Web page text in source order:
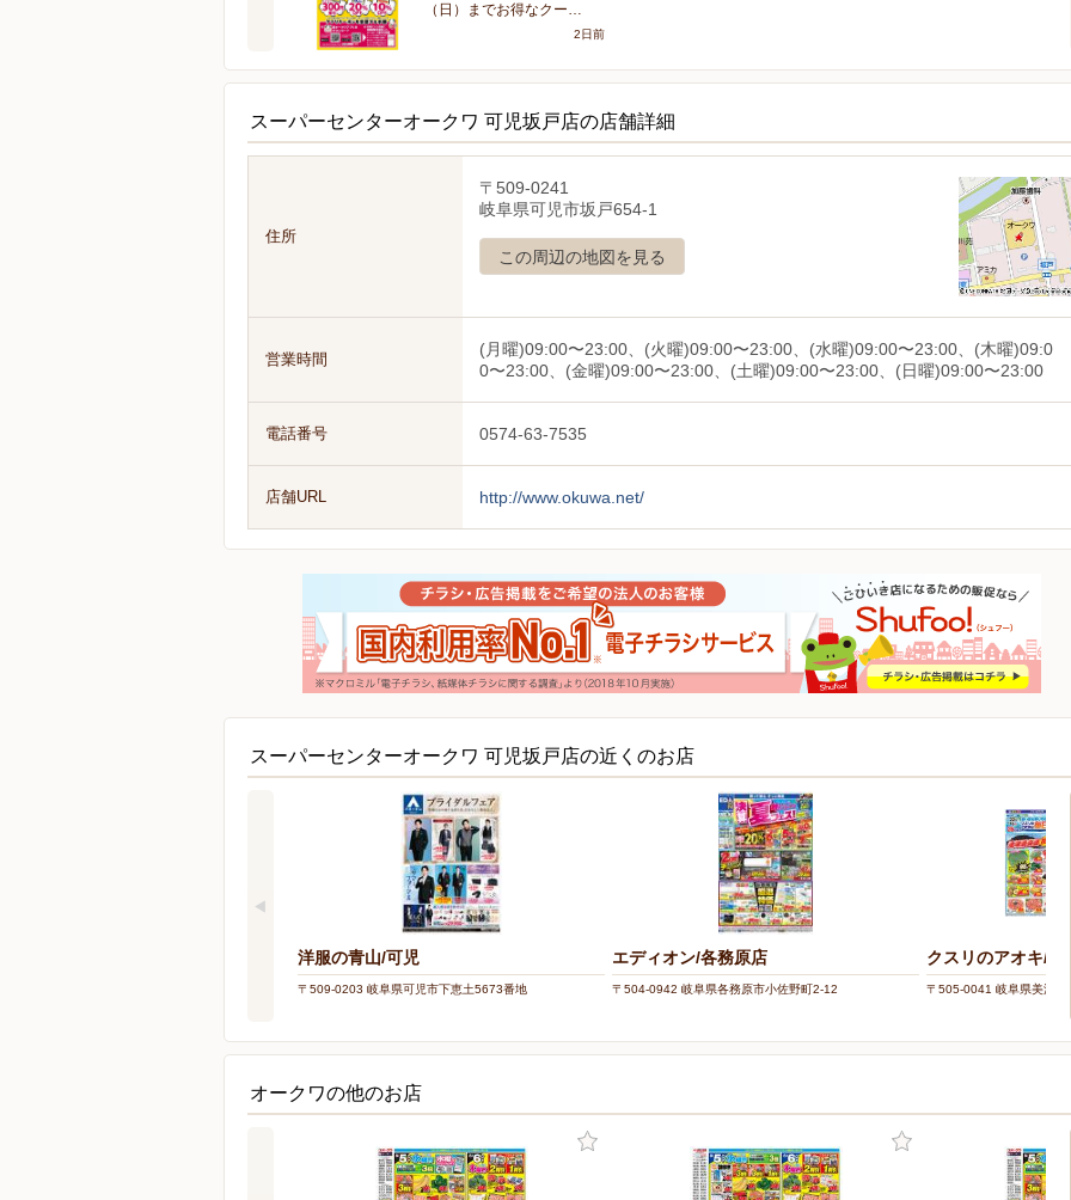
（日）までお得なクー…
2日前
スーパーセンターオークワ 可児坂戸店の店舗詳細
住所
〒509-0241
岐阜県可児市坂戸654-1
この周辺の地図を見る
営業時間
(月曜)09:00〜23:00、(火曜)09:00〜23:00、(水曜)09:00〜23:00、(木曜)09:0
0〜23:00、(金曜)09:00〜23:00、(土曜)09:00〜23:00、(日曜)09:00〜23:00
電話番号 0574-63-7535
店舗URL http://www.okuwa.net/
スーパーセンターオークワ 可児坂戸店の近くのお店
洋服の青山/可児
〒509-0203 岐阜県可児市下恵土5673番地
エディオン/各務原店
〒504-0942 岐阜県各務原市小佐野町2-12
クスリのアオキ/美
〒505-0041 岐阜県美濃
オークワの他のお店